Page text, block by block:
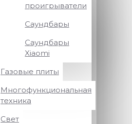
проигрыватели
Саундбары
Саундбары
Xiaomi
Газовые плиты
Многофункциональная
техника
Свет